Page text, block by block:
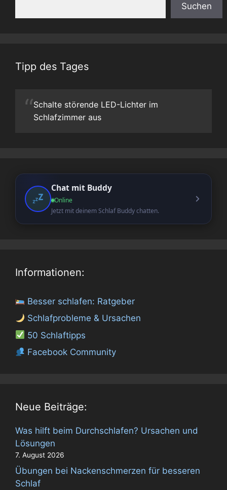
Suchen
Tipp des Tages
“Schalte störende LED-Lichter im
Schlafzimmer aus
Chat mit Buddy
Online
Jetzt mit deinem Schlaf Buddy chatten.
Informationen:
Besser schlafen: Ratgeber
Schlafprobleme & Ursachen
50 Schlaftipps
Facebook Community
Neue Beiträge:
Was hilft beim Durchschlafen? Ursachen und
Lösungen
7. August 2026
Übungen bei Nackenschmerzen für besseren
Schlaf